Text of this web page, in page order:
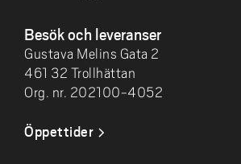
Besök och leveranser
Gustava Melins Gata 2
461 32 Trollhättan
Org. nr. 202100-4052
Öppettider